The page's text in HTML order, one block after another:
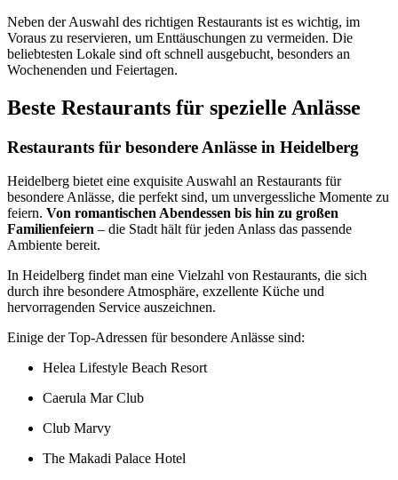
Neben der Auswahl des richtigen Restaurants ist es wichtig, im
Voraus zu reservieren, um Enttäuschungen zu vermeiden. Die
beliebtesten Lokale sind oft schnell ausgebucht, besonders an
Wochenenden und Feiertagen.
Beste Restaurants für spezielle Anlässe
Restaurants für besondere Anlässe in Heidelberg
Heidelberg bietet eine exquisite Auswahl an Restaurants für
besondere Anlässe, die perfekt sind, um unvergessliche Momente zu
feiern. Von romantischen Abendessen bis hin zu großen
Familienfeiern – die Stadt hält für jeden Anlass das passende
Ambiente bereit.
In Heidelberg findet man eine Vielzahl von Restaurants, die sich
durch ihre besondere Atmosphäre, exzellente Küche und
hervorragenden Service auszeichnen.
Einige der Top-Adressen für besondere Anlässe sind:
Helea Lifestyle Beach Resort
Caerula Mar Club
Club Marvy
The Makadi Palace Hotel